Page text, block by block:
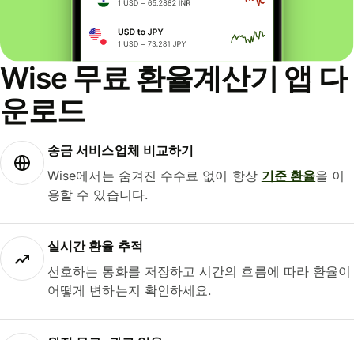
Wise 무료 환율계산기 앱 다
운로드
송금 서비스업체 비교하기
Wise에서는 숨겨진 수수료 없이 항상 기준 환율을 이
용할 수 있습니다.
실시간 환율 추적
선호하는 통화를 저장하고 시간의 흐름에 따라 환율이
어떻게 변하는지 확인하세요.